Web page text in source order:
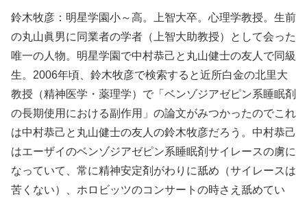
鈴木牧彦：明星学園小～高。上智大卒。心理学教授。生前
の丸山眞男に同業者の学者（上智大助教授）として会った
唯一の人物。明星学園で中村恭己と丸山健士の友人で同級
生。2006年頃、鈴木牧彦で検索すると近所白金の北里大
教授（精神医学・薬理学）で「ベンゾジアゼピン系睡眠剤
の長期使用における副作用」の論文がみつかったのでこれ
は中村恭己と丸山健士の友人の鈴木牧彦だろう。中村恭己
はエーザイのベンゾジアゼピン系睡眠剤サイレースの虜に
なっていて、常に精神安定剤がわりに舐め（サイレースは
苦くない）、ホロビッツのコンサートの時さえ舐めてい